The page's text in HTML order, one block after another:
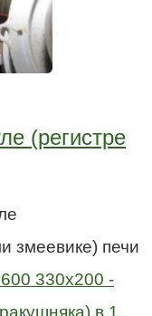
(регистре
змеевике) печи